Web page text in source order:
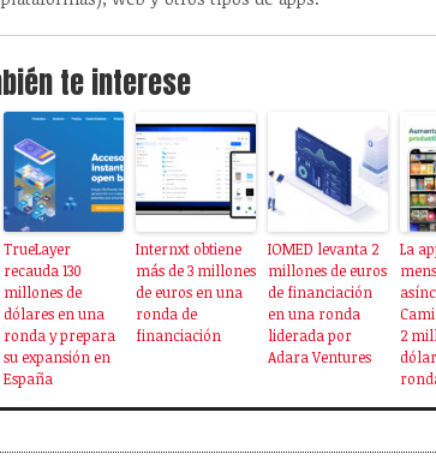
te interese
TrueLayer
recauda 130
millones de
dólares en una
ronda y prepara
su expansión en
España
Internxt obtiene
más de 3 millones
de euros en una
ronda de
financiación
IOMED levanta 2
millones de euros
de financiación
en una ronda
liderada por
Adara Ventures
La
2